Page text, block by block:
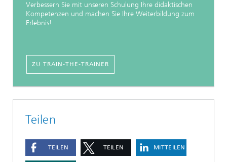
Verbessern Sie mit unseren Schulung Ihre didaktischen
Kompetenzen und machen Sie Ihre Weiterbildung zum
Erlebnis!
ZU TRAIN-THE-TRAINER
Teilen
TEILEN TEILEN MITTEILEN